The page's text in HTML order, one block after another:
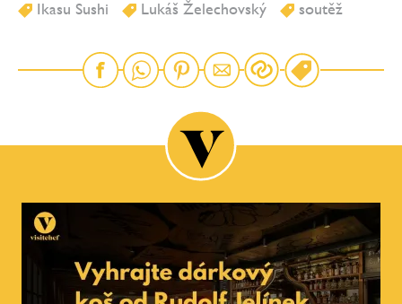
Ikasu Sushi
Lukáš Želechovský soutěž